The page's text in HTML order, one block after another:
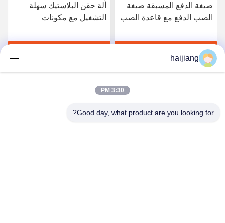
صيغة الدفع المسبقة صيغة
الصب الدفع مع قاعدة الصب
لكفاءة إنتاج قطع البلاستيك
احصل على أفضل سعر
آلة حقن البلاستيك سهلة
التشغيل مع مكونات
Vickers وقاعدة قوالب
haijiang
3:30 PM
Good day, what product are you looking for?